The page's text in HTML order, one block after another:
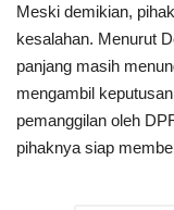
Meski demikian,
kesalahan. Menurut
panjang masih
mengambil
pemanggilan oleh
pihaknya siap